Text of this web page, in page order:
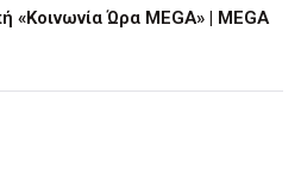
«Κοινωνία Ώρα MEGA» | MEGA